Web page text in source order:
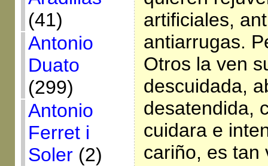
(41)
Antonio
Duato
(299)
Antonio
Ferret i
Soler(2)
artificiales,
antiarrugas.
Otros la ven
descuidada,
desatendida,
cuidara e
cariño, es